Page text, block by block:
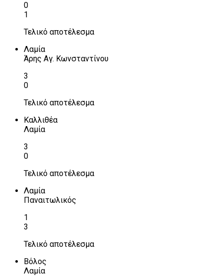
0
1
Τελικό αποτέλεσμα
Λαμία
Άρης Αγ. Κωνσταντίνου
3
0
Τελικό αποτέλεσμα
Καλλιθέα
Λαμία
3
0
Τελικό αποτέλεσμα
Λαμία
Παναιτωλικός
1
3
Τελικό αποτέλεσμα
Βόλος
Λαμία